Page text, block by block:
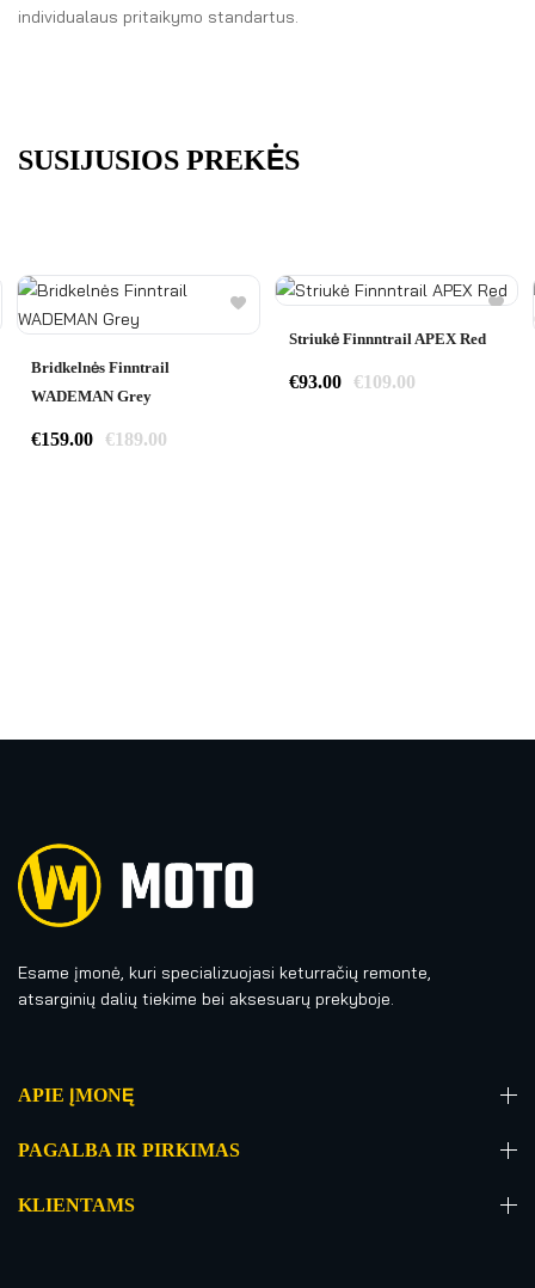
individualaus pritaikymo standartus.
SUSIJUSIOS PREKĖS
Bridkelnės Finntrail
WADEMAN Grey
€189.00
€159.00
Striukė Finnntrail APEX Red
€109.00
€93.00
Esame įmonė, kuri specializuojasi keturračių remonte,
atsarginių dalių tiekime bei aksesuarų prekyboje.
APIE ĮMONĘ
PAGALBA IR PIRKIMAS
KLIENTAMS